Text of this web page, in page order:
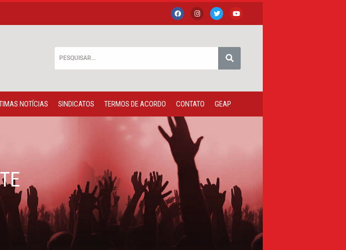
NOTÍCIAS SINDICATOS TERMOS DE ACORDO CONTATO GEAP